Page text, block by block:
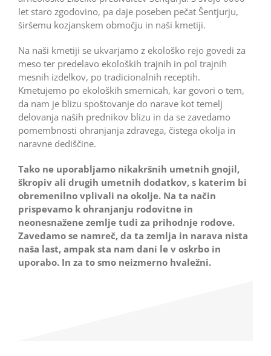
let staro zgodovino, pa daje poseben pečat Šentjurju,
širšemu kozjanskem območju in naši kmetiji.
Na naši kmetiji se ukvarjamo z ekološko rejo govedi za
meso ter predelavo ekoloških trajnih in pol trajnih
mesnih izdelkov, po tradicionalnih receptih.
Kmetujemo po ekoloških smernicah, kar govori o tem,
da nam je blizu spoštovanje do narave kot temelj
delovanja naših prednikov blizu in da se zavedamo
pomembnosti ohranjanja zdravega, čistega okolja in
naravne dediščine.
Tako ne uporabljamo nikakršnih umetnih gnojil,
škropiv ali drugih umetnih dodatkov, s katerim bi
obremenilno vplivali na okolje. Na ta način
prispevamo k ohranjanju rodovitne in
neonesnažene zemlje tudi za prihodnje rodove.
Zavedamo se namreč, da ta zemlja in narava nista
naša last, ampak sta nam dani le v oskrbo in
uporabo. In za to smo neizmerno hvaležni.